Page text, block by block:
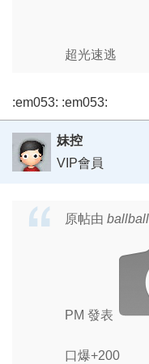
超光速逃
:em053: :em053:
妹控
VIP會員
原帖由
PM 發表
口爆+200